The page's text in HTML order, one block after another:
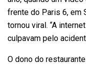
frente do Paris 6, em
tornou viral. “A
culpavam pelo
O dono do